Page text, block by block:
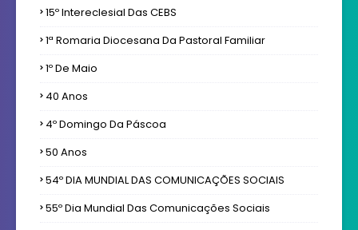
15º Intereclesial Das CEBS
1ª Romaria Diocesana Da Pastoral Familiar
1º De Maio
40 Anos
4º Domingo Da Páscoa
50 Anos
54º DIA MUNDIAL DAS COMUNICAÇÕES SOCIAIS
55º Dia Mundial Das Comunicações Sociais